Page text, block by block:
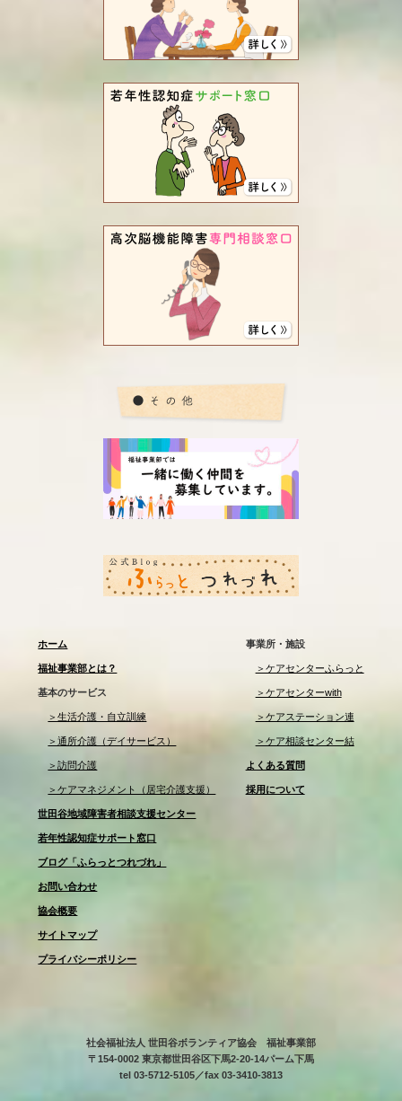
ホーム
福祉事業部とは？
基本のサービス
＞生活介護・自立訓練
＞通所介護（デイサービス）
＞訪問介護
＞ケアマネジメント（居宅介護支援）
事業所・施設
＞ケアセンターふらっと
＞ケアセンターwith
＞ケアステーション連
＞ケア相談センター結
よくある質問
採用について
世田谷地域障害者相談支援センター
若年性認知症サポート窓口
ブログ「ふらっとつれづれ」
お問い合わせ
協会概要
サイトマップ
プライバシーポリシー
社会福祉法人 世田谷ボランティア協会 福祉事業部
〒154-0002 東京都世田谷区下馬2-20-14パーム下馬
tel 03-5712-5105／fax 03-3410-3813